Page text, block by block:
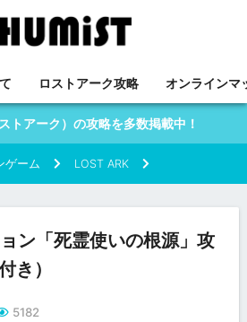
ロストアーク攻略 オンラインマ
トアーク）の攻略を多数掲載中！
ゲーム LOST ARK
ン「死霊使いの根源」攻
き）
5182